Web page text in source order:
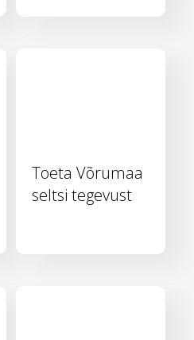
Toeta Võrumaa
seltsi tegevust